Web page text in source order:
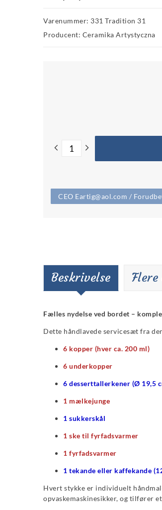
Varenummer: 331 Tradition 31
Producent: Ceramika Artystyczna
CEO Eartig@aol.com /
Beskrivelse
Fælles nydelse ved bordet –
Dette håndlavede servicesæt fra
6 kopper (hver ca. 200 ml)
6 underkopper
6 desserttallerkener (Ø 19,5
1 mælkejunge
1 sukkerskål
1 ske til fyrfadsvarmer
1 fyrfadsvarmer
1 tekande eller kaffekande
Hvert stykke er individuelt
opvaskemaskinesikker, og tilfører